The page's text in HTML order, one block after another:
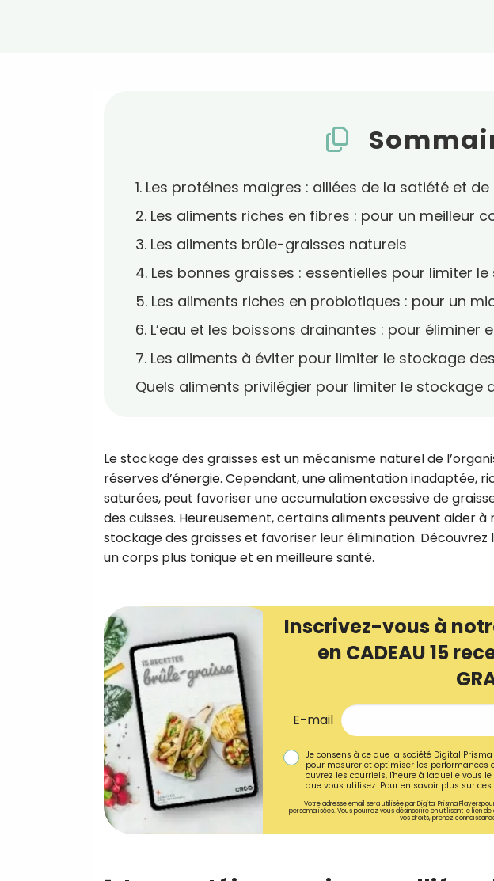
1. Les protéines maigres : alliées de la satiété et
2. Les aliments riches en fibres : pour un meilleur
3. Les aliments brûle-graisses naturels
4. Les bonnes graisses : essentielles pour limiter
5. Les aliments riches en probiotiques : pour un
6. L’eau et les boissons drainantes : pour éliminer
7. Les aliments à éviter pour limiter le stockage
Quels aliments privilégier pour limiter le stockage
Le stockage des graisses est un mécanisme naturel de
réserves d’énergie. Cependant, une alimentation inadaptée,
saturées, peut favoriser une accumulation excessive de
des cuisses. Heureusement, certains aliments peuvent aider
stockage des graisses et favoriser leur élimination.
un corps plus tonique et en meilleure santé.
Inscrivez-vous à
en CADEAU 15
E-mail
Je consens à ce que la société Digital
pour mesurer et optimiser les performances
ouvrez les courriels, l'heure à laquelle vous
que vous utilisez. Pour en savoir plus sur
Votre adresse email sera utilisée par Digital Prisma
personnalisées. Vous pourrez vous désinscrire en utilisant le lien
vos droits, prenez